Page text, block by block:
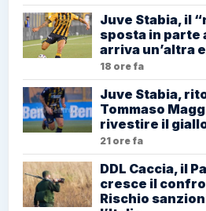
Juve Stabia, il
sposta in parte
arriva un’altra
18 ore fa
Juve Stabia,
Tommaso
rivestire il
21 ore fa
DDL Caccia, il
cresce il
Rischio